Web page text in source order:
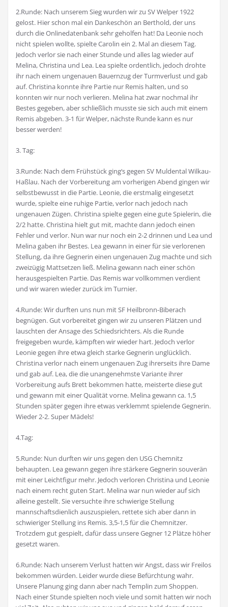
2.Runde: Nach unserem Sieg wurden wir zu SV Welper 1922
gelost. Hier schon mal ein Dankeschön an Berthold, der uns
durch die Onlinedatenbank sehr geholfen hat! Da Leonie noch
nicht spielen wollte, spielte Carolin ein 2. Mal an diesem Tag.
Jedoch verlor sie nach einer Stunde und alles lag wieder auf
Melina, Christina und Lea. Lea spielte ordentlich, jedoch drohte
ihr nach einem ungenauen Bauernzug der Turmverlust und gab
auf. Christina konnte ihre Partie nur Remis halten, und so
konnten wir nur noch verlieren. Melina hat zwar nochmal ihr
Bestes gegeben, aber schließlich musste sie sich auch mit einem
Remis abgeben. 3-1 für Welper, nächste Runde kann es nur
besser werden!
3. Tag:
3.Runde: Nach dem Frühstück ging‘s gegen SV Muldental Wilkau-
Haßlau. Nach der Vorbereitung am vorherigen Abend gingen wir
selbstbewusst in die Partie. Leonie, die erstmalig eingesetzt
wurde, spielte eine ruhige Partie, verlor nach jedoch nach
ungenauen Zügen. Christina spielte gegen eine gute Spielerin, die
2/2 hatte. Christina hielt gut mit, machte dann jedoch einen
Fehler und verlor. Nun war nur noch ein 2-2 drinnen und Lea und
Melina gaben ihr Bestes. Lea gewann in einer für sie verlorenen
Stellung, da ihre Gegnerin einen ungenauen Zug machte und sich
zweizügig Mattsetzen ließ. Melina gewann nach einer schön
herausgespielten Partie. Das Remis war vollkommen verdient
und wir waren wieder zurück im Turnier.
4.Runde: Wir durften uns nun mit SF Heilbronn-Biberach
begnügen. Gut vorbereitet gingen wir zu unseren Plätzen und
lauschten der Ansage des Schiedsrichters. Als die Runde
freigegeben wurde, kämpften wir wieder hart. Jedoch verlor
Leonie gegen ihre etwa gleich starke Gegnerin unglücklich.
Christina verlor nach einem ungenauen Zug ihrerseits ihre Dame
und gab auf. Lea, die die unangenehmste Variante ihrer
Vorbereitung aufs Brett bekommen hatte, meisterte diese gut
und gewann mit einer Qualität vorne. Melina gewann ca. 1,5
Stunden später gegen ihre etwas verklemmt spielende Gegnerin.
Wieder 2-2. Super Mädels!
4.Tag:
5.Runde: Nun durften wir uns gegen den USG Chemnitz
behaupten. Lea gewann gegen ihre stärkere Gegnerin souverän
mit einer Leichtfigur mehr. Jedoch verloren Christina und Leonie
nach einem recht guten Start. Melina war nun wieder auf sich
alleine gestellt. Sie versuchte ihre schwierige Stellung
mannschaftsdienlich auszuspielen, rettete sich aber dann in
schwieriger Stellung ins Remis. 3,5-1,5 für die Chemnitzer.
Trotzdem gut gespielt, dafür dass unsere Gegner 12 Plätze höher
gesetzt waren.
6.Runde: Nach unserem Verlust hatten wir Angst, dass wir Freilos
bekommen würden. Leider wurde diese Befürchtung wahr.
Unsere Planung ging dann aber nach Templin zum Shoppen.
Nach einer Stunde spielten noch viele und somit hatten wir noch